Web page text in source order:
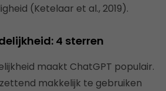
(Ketelaar et al., 2019).
4 sterren
maakt ChatGPT populair.
makkelijk te gebruiken